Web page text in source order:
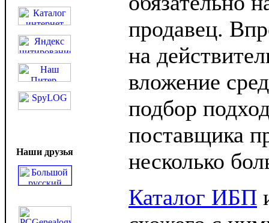
Наши друзья
продавец.
на
вложение
подбор
поставщика
несколько
Каталог ИБП